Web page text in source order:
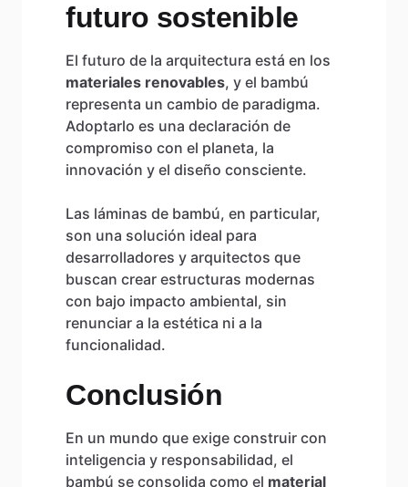
futuro sostenible
El futuro de la arquitectura está en los
materiales renovables, y el bambú
representa un cambio de paradigma.
Adoptarlo es una declaración de
compromiso con el planeta, la
innovación y el diseño consciente.
Las láminas de bambú, en particular,
son una solución ideal para
desarrolladores y arquitectos que
buscan crear estructuras modernas
con bajo impacto ambiental, sin
renunciar a la estética ni a la
funcionalidad.
Conclusión
En un mundo que exige construir con
inteligencia y responsabilidad, el
bambú se consolida como el material